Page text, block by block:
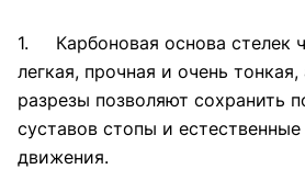
1. Карбоновая основа стелек
легкая, прочная и очень
разрезы позволяют сохранить
суставов стопы и
движения.